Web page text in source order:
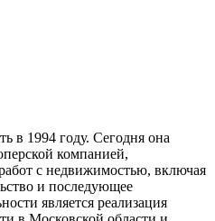
в 1994 году. Сегодня она
компанией,
с недвижимостью, включая
и последующее
является реализация